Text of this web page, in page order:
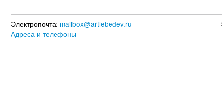
Электропочта: mailbox@artlebedev.ru
Адреса и телефоны